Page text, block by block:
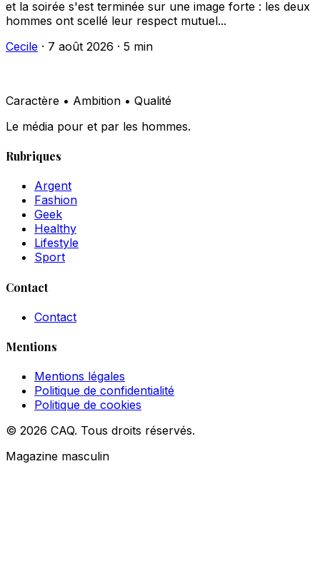
et la soirée s'est terminée sur une image forte : les deux
hommes ont scellé leur respect mutuel...
Cecile · 7 août 2026 · 5 min
Caractère • Ambition • Qualité
Le média pour et par les hommes.
Rubriques
Argent
Fashion
Geek
Healthy
Lifestyle
Sport
Contact
Contact
Mentions
Mentions légales
Politique de confidentialité
Politique de cookies
© 2026 CAQ. Tous droits réservés.
Magazine masculin